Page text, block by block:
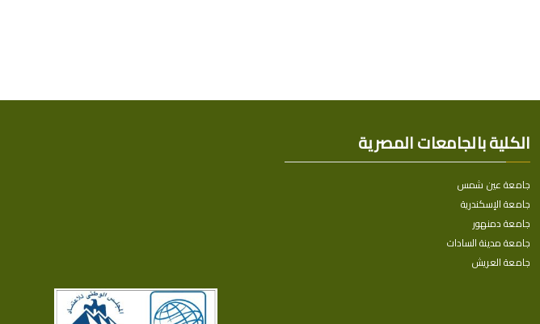
الكلية بالجامعات المصرية
جامعة عين شمس
جامعة الإسكندرية
جامعة دمنهور
جامعة مدينة السادات
جامعة العريش